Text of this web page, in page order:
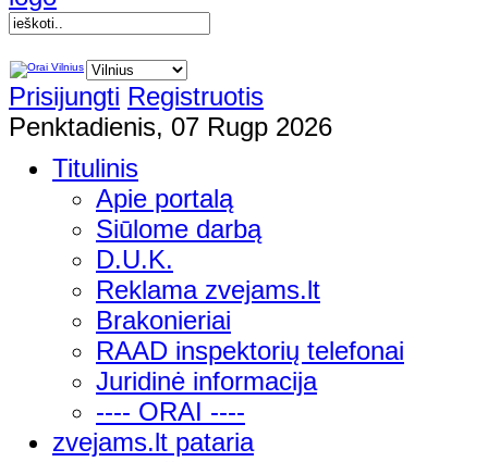
Prisijungti Registruotis
Penktadienis, 07 Rugp 2026
Titulinis
Apie portalą
Siūlome darbą
D.U.K.
Reklama zvejams.lt
Brakonieriai
RAAD inspektorių telefonai
Juridinė informacija
---- ORAI ----
zvejams.lt pataria